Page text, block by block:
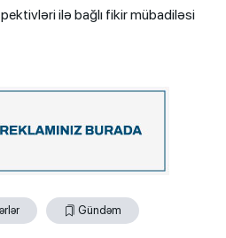
ilə bağlı fikir mübadiləsi
Gündəm